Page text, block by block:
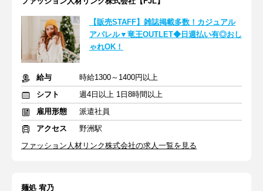
【販売STAFF】雑誌掲載多数！カジュアル
アパレル▼竜王OUTLET◆日週払い有◎おし
ゃれOK！
給与
時給1300～1400円以上
シフト
週4日以上 1日8時間以上
雇用形態
派遣社員
アクセス
野洲駅
ファッション人材リンク株式会社の求人一覧を見る
麺処 宥乃